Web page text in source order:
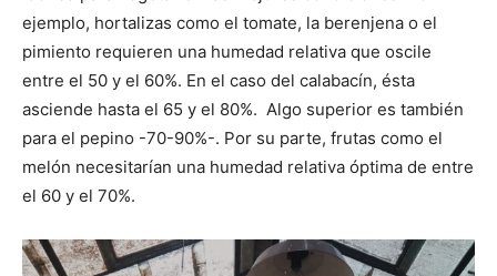
ejemplo, hortalizas como el tomate, la berenjena o el
pimiento requieren una humedad relativa que oscile
entre el 50 y el 60%. En el caso del calabacín, ésta
asciende hasta el 65 y el 80%. Algo superior es también
para el pepino -70-90%-. Por su parte, frutas como el
melón necesitarían una humedad relativa óptima de entre
el 60 y el 70%.